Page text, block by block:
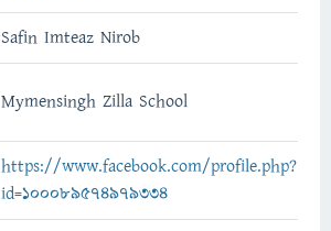
Safin Imteaz Nirob
Mymensingh Zilla School
https://www.facebook.com/profile.php?
id=100089574979334